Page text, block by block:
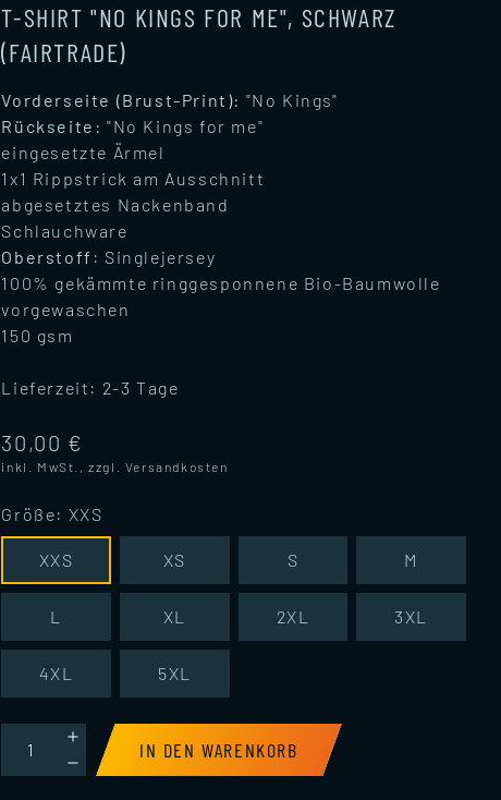
T-SHIRT "NO KINGS FOR ME", SCHWARZ
(FAIRTRADE)
Vorderseite (Brust-Print): "No Kings"
Rückseite: "No Kings for me"
eingesetzte Ärmel
1x1 Rippstrick am Ausschnitt
abgesetztes Nackenband
Schlauchware
Oberstoff : Singlejersey
100% gekämmte ringgesponnene Bio-Baumwolle
vorgewaschen
150 gsm
Lieferzeit: 2-3 Tage
30,00 €
inkl. MwSt., zzgl. Versandkosten
Größe: XXS
XXS XS S M
L XL 2XL 3XL
4XL 5XL
IN DEN WARENKORB